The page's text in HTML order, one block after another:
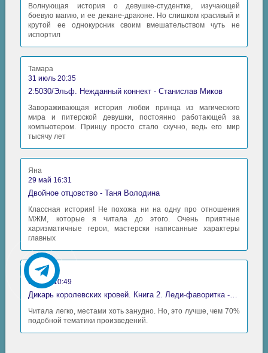
Волнующая история о девушке-студентке, изучающей
боевую магию, и ее декане-драконе. Но слишком красивый и
крутой ее однокурсник своим вмешательством чуть не
испортил
Тамара
31 июль 20:35
2:5030/Эльф. Нежданный коннект - Станислав Миков
Завораживающая история любви принца из магического
мира и питерской девушки, постоянно работающей за
компьютером. Принцу просто стало скучно, ведь его мир
тысячу лет
Яна
29 май 16:31
Двойное отцовство - Таня Володина
Классная история! Не похожа ни на одну про отношения
МЖМ, которые я читала до этого. Очень приятные
харизматичные герои, мастерски написанные характеры
главных
Аида
06 май 10:49
Дикарь королевских кровей. Книга 2. Леди-фаворитка - Анна Сергеевна Гаврилова
Читала легко, местами хоть занудно. Но, это лучше, чем 70%
подобной тематики произведений.